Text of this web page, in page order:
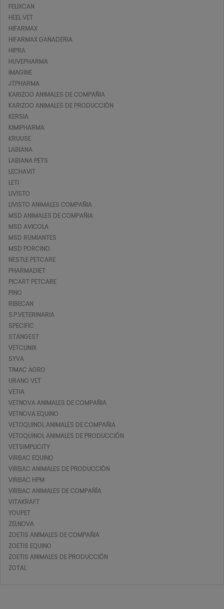
FELIXCAN
HEEL VET
HIFARMAX
HIFARMAX GANADERIA
HIPRA
HUVEPHARMA
IMAGINE
JTPHARMA
KARIZOO ANIMALES DE COMPAÑIA
KARIZOO ANIMALES DE PRODUCCIÓN
KERSIA
KIMIPHARMA
KRUUSE
LABIANA
LABIANA PETS
LECHAVIT
LETI
LIVISTO
LIVISTO ANIMALES COMPAÑIA
MSD ANIMALES DE COMPAÑIA
MSD AVICOLA
MSD RUMIANTES
MSD PORCINO
NESTLE PETCARE
PHARMADIET
PICART PETCARE
PINO
RIBECAN
S.P.VETERINARIA
SPECIFIC
STANGEST
VETCLINIX
SYVA
TIMAC AGRO
URANO VET
VETIA
VETNOVA ANIMALES DE COMPAÑIA
VETNOVA EQUINO
VETOQUINOL ANIMALES DE COMPAÑIA
VETOQUINOL ANIMALES DE PRODUCCIÓN
VETSIMPLICITY
VIRBAC EQUINO
VIRBAC ANIMALES DE PRODUCCIÓN
VIRBAC HPM
VIRBAC ANIMALES DE COMPAÑÍA
VITAKRAFT
YOUPET
ZELNOVA
ZOETIS ANIMALES DE COMPAÑIA
ZOETIS EQUINO
ZOETIS ANIMALES DE PRODUCCIÓN
ZOTAL